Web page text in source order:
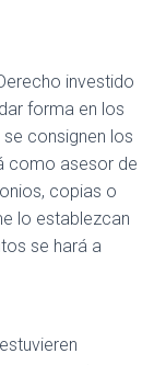
investido
forma en los
consignen los
como asesor de
copias o
lo establezcan
se hará a